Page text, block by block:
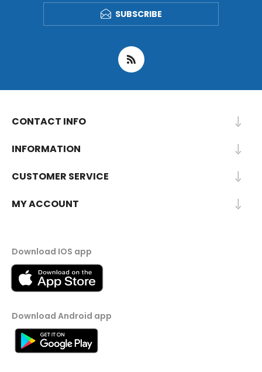
SUBSCRIBE
CONTACT INFO
INFORMATION
CUSTOMER SERVICE
MY ACCOUNT
Download IOS app
Download Android app